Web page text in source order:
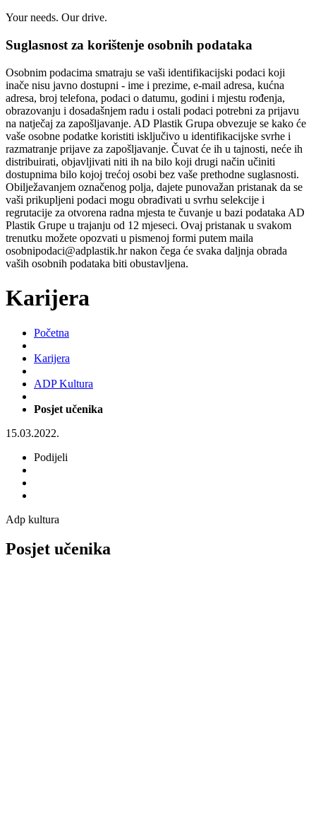
Your needs. Our drive.
Suglasnost za korištenje osobnih podataka
Osobnim podacima smatraju se vaši identifikacijski podaci koji
inače nisu javno dostupni - ime i prezime, e-mail adresa, kućna
adresa, broj telefona, podaci o datumu, godini i mjestu rođenja,
obrazovanju i dosadašnjem radu i ostali podaci potrebni za prijavu
na natječaj za zapošljavanje. AD Plastik Grupa obvezuje se kako će
vaše osobne podatke koristiti isključivo u identifikacijske svrhe i
razmatranje prijave za zapošljavanje. Čuvat će ih u tajnosti, neće ih
distribuirati, objavljivati niti ih na bilo koji drugi način učiniti
dostupnima bilo kojoj trećoj osobi bez vaše prethodne suglasnosti.
Obilježavanjem označenog polja, dajete punovažan pristanak da se
vaši prikupljeni podaci mogu obrađivati u svrhu selekcije i
regrutacije za otvorena radna mjesta te čuvanje u bazi podataka AD
Plastik Grupe u trajanju od 12 mjeseci. Ovaj pristanak u svakom
trenutku možete opozvati u pismenoj formi putem maila
osobnipodaci@adplastik.hr nakon čega će svaka daljnja obrada
vaših osobnih podataka biti obustavljena.
Karijera
Početna
Karijera
ADP Kultura
Posjet učenika
15.03.2022.
Podijeli
Adp kultura
Posjet učenika